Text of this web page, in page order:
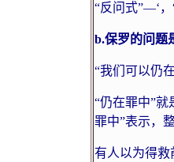
“反问式”—‘
b.保罗的问题
“我们可以仍
“仍在罪中”就
罪中”表示，
有人以为得救